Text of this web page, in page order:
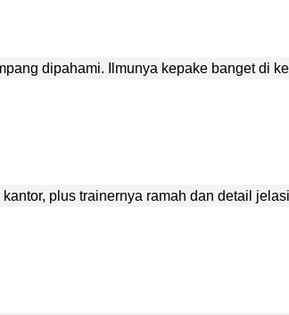
dipahami. Ilmunya kepake banget di
plus trainernya ramah dan detail